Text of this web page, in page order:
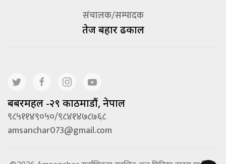
संचालक/सम्पादक
तेज बहादूर ढकाल
बबरमहल -२९ काठमाडौं, नेपाल
९८५११४९०५०/९८४१४७८७६८
amsanchar073@gmail.com